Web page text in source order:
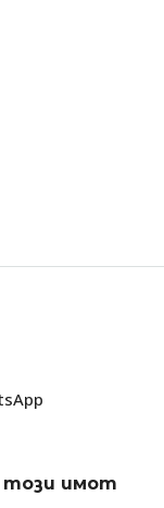
този имот